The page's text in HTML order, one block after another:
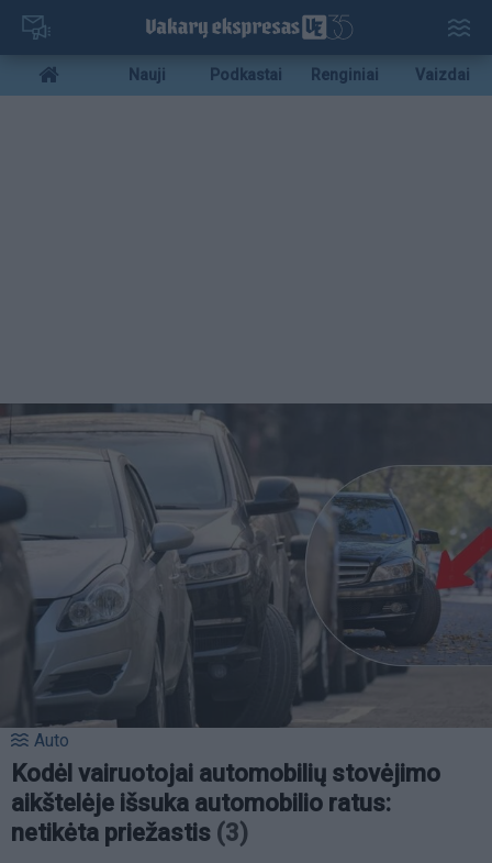
Pereiti
pagrindinį
turinį
Mobile
menu
Nauji Podkastai Renginiai Vaizdai
Auto
Kodėl vairuotojai automobilių stovėjimo
aikštelėje išsuka automobilio ratus:
netikėta priežastis (3)